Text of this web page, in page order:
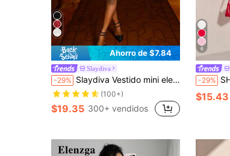
Ahorro de $7.84
Slaydiva
-29% Slaydiva Vestido mini elegante, dulce y sexy de mujer con cuello hueco, manga larga y silueta evasé, de tela texturizada roja, ideal para reuniones, fiestas, clubes sexys, Año Nuevo, festivales, citas, viajes diarios, turismo, compras, atuendos de aeropuerto, brunch, invitados de boda, fiestas de cumpleaños, reuniones anuales, banquetes, San Valentín, bodas - Otoño e invierno 2025
(100+)
$19.35 300+ vendidos
6
-29% SHEIN
$15.43